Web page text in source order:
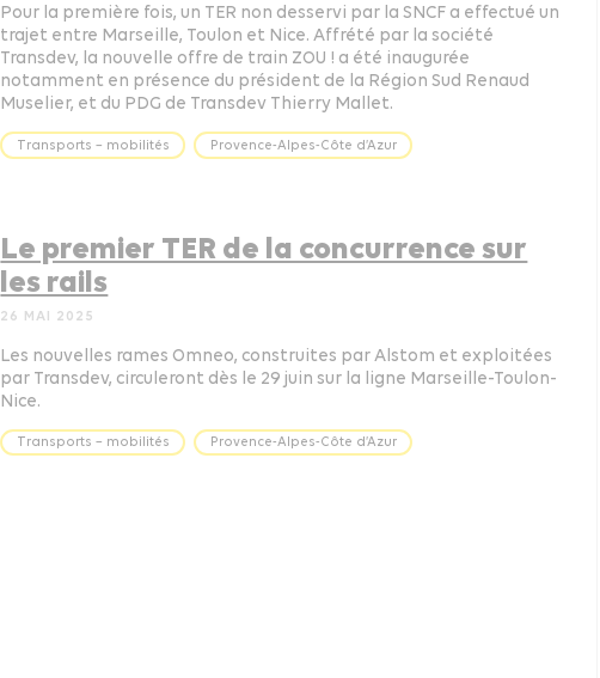
Pour la première fois, un TER non desservi par la SNCF a effectué un
trajet entre Marseille, Toulon et Nice. Affrété par la société
Transdev, la nouvelle offre de train ZOU ! a été inaugurée
notamment en présence du président de la Région Sud Renaud
Muselier, et du PDG de Transdev Thierry Mallet.
Transports – mobilités Provence-Alpes-Côte d’Azur
Le premier TER de la concurrence sur
les rails
26 MAI 2025
Les nouvelles rames Omneo, construites par Alstom et exploitées
par Transdev, circuleront dès le 29 juin sur la ligne Marseille-Toulon-
Nice.
Transports – mobilités Provence-Alpes-Côte d’Azur